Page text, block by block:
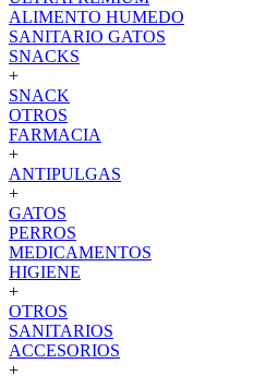
ALIMENTO HUMEDO
SANITARIO GATOS
SNACKS
+
SNACK
OTROS
FARMACIA
+
ANTIPULGAS
+
GATOS
PERROS
MEDICAMENTOS
HIGIENE
+
OTROS
SANITARIOS
ACCESORIOS
+